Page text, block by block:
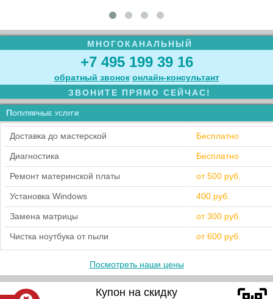
МНОГОКАНАЛЬНЫЙ
+7 495 199 39 16
обратный звонок онлайн‑консультант
ЗВОНИТЕ ПРЯМО СЕЙЧАС!
Популярные услуги
Доставка до мастерской Бесплатно
Диагностика Бесплатно
Ремонт материнской платы от 500 руб.
Установка Windows 400 руб.
Замена матрицы от 300 руб.
Чистка ноутбука от пыли от 600 руб.
Посмотреть наши цены
Купон на скидку